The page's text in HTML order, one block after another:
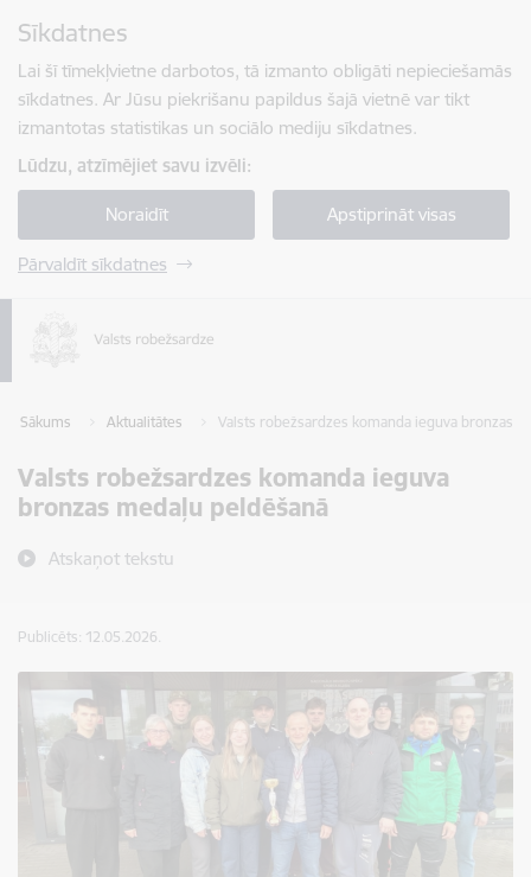
Sīkdatnes
Lai šī tīmekļvietne darbotos, tā izmanto obligāti nepieciešamās
sīkdatnes. Ar Jūsu piekrišanu papildus šajā vietnē var tikt
izmantotas statistikas un sociālo mediju sīkdatnes.
Lūdzu, atzīmējiet savu izvēli:
Noraidīt Apstiprināt visas
Pārvaldīt sīkdatnes
Sākums Aktualitātes Valsts robežsardzes komanda ieguva bronzas
Valsts robežsardzes komanda ieguva
bronzas medaļu peldēšanā
Atskaņot tekstu
Publicēts: 12.05.2026.